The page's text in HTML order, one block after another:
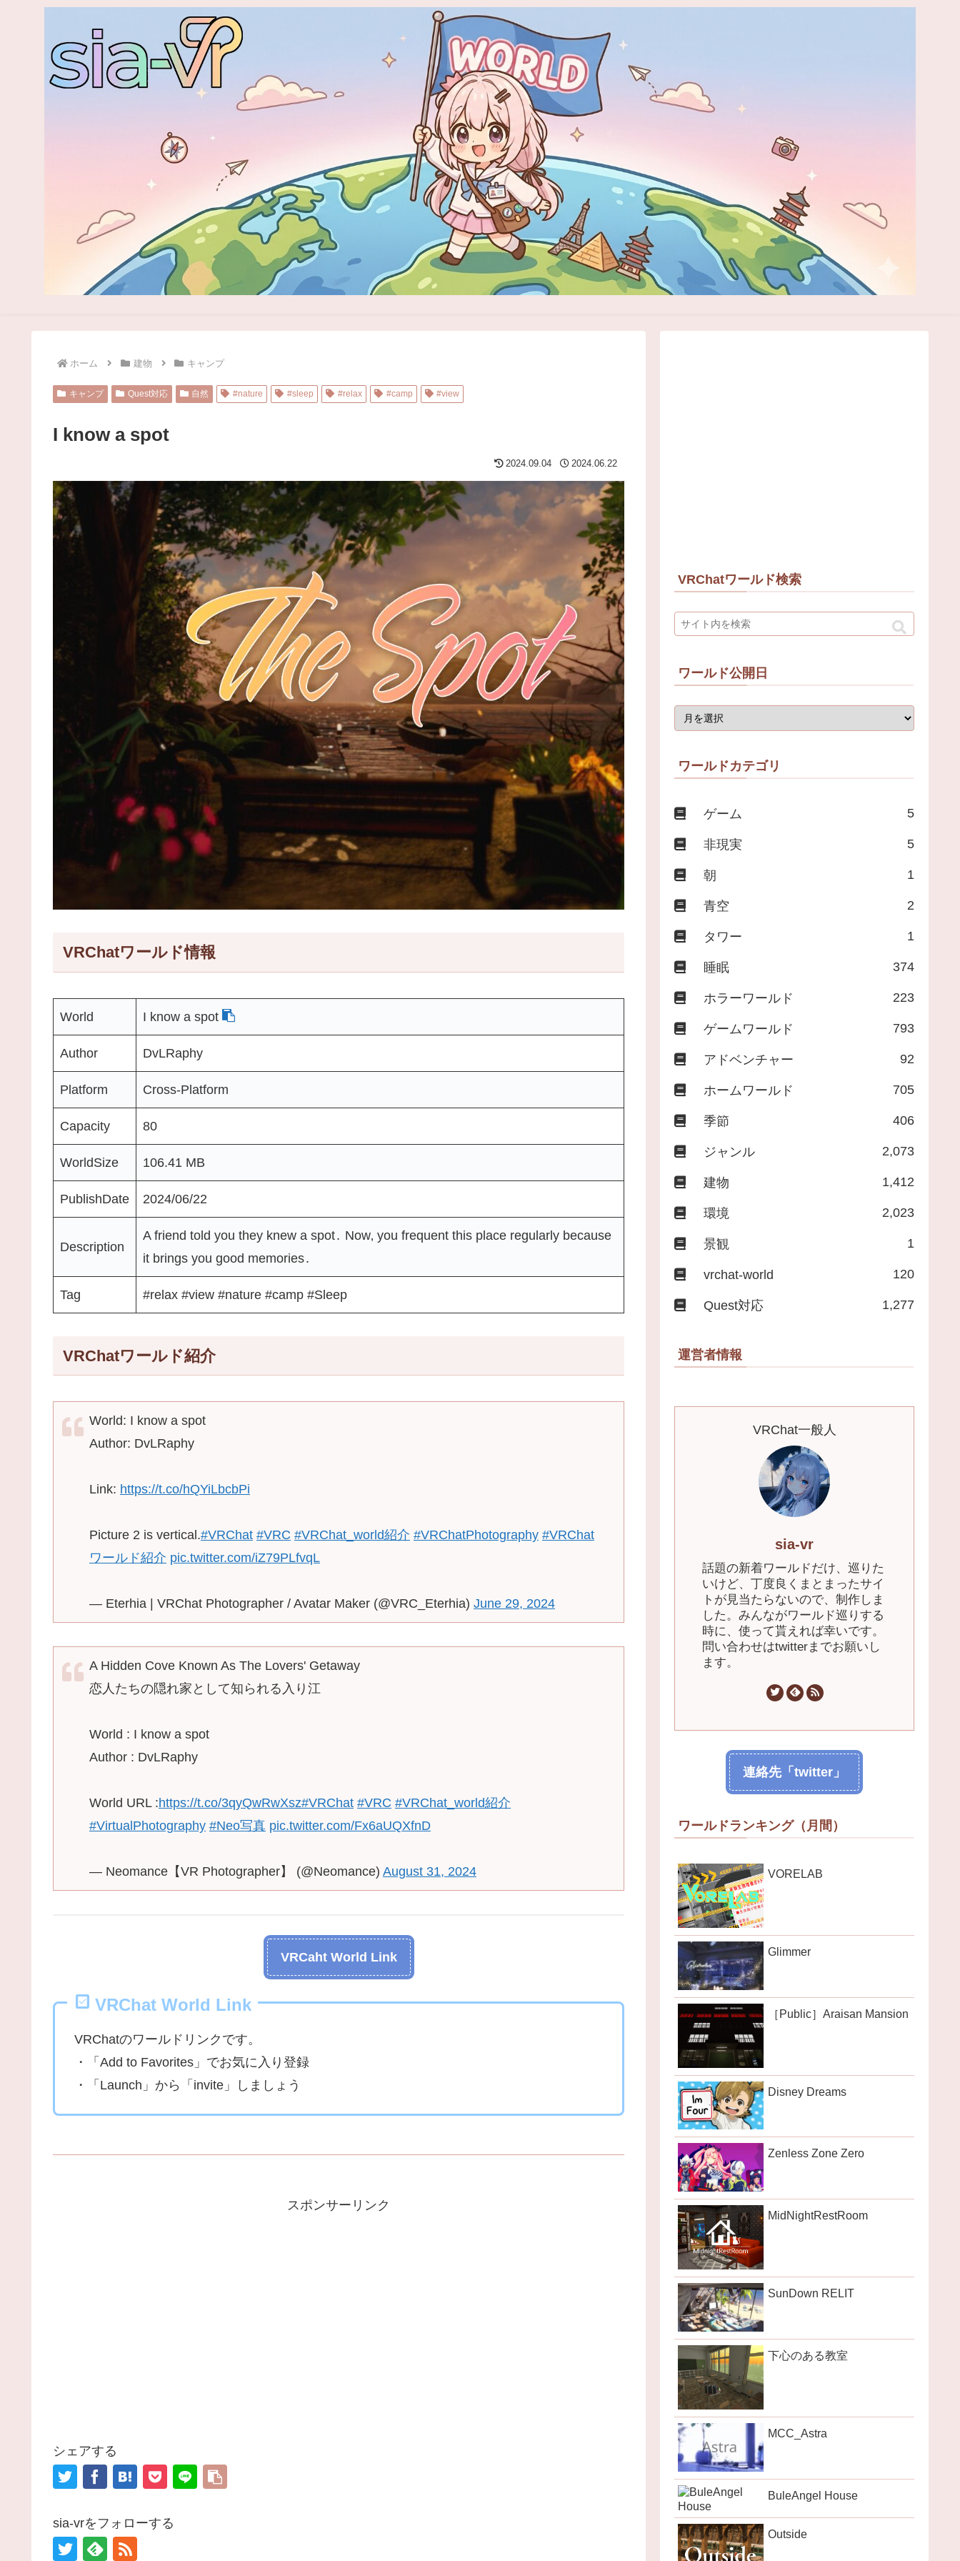
ホーム 建物 キャンプ
キャンプ Quest対応 自然 #nature #sleep #relax #camp #view
I know a spot
2024.09.04 2024.06.22
VRChatワールド情報
World I know a spot
Author DvLRaphy
Platform Cross-Platform
Capacity 80
WorldSize 106.41 MB
PublishDate 2024/06/22
Description
A friend told you they knew a spot․ Now‚ you frequent this place regularly because
it brings you good memories․
Tag #relax #view #nature #camp #Sleep
VRChatワールド紹介
World: I know a spot
Author: DvLRaphy
Link: https://t.co/hQYiLbcbPi
Picture 2 is vertical.#VRChat #VRC #VRChat_world紹介 #VRChatPhotography #VRChat
ワールド紹介 pic.twitter.com/iZ79PLfvqL
— Eterhia | VRChat Photographer / Avatar Maker (@VRC_Eterhia) June 29, 2024
A Hidden Cove Known As The Lovers' Getaway
恋人たちの隠れ家として知られる入り江
World : I know a spot
Author : DvLRaphy
World URL :https://t.co/3qyQwRwXsz#VRChat #VRC #VRChat_world紹介
#VirtualPhotography #Neo写真 pic.twitter.com/Fx6aUQXfnD
— Neomance【VR Photographer】 (@Neomance) August 31, 2024
VRCaht World Link
VRChat World Link
VRChatのワールドリンクです。
・「Add to Favorites」でお気に入り登録
・「Launch」から「invite」しましょう
スポンサーリンク
シェアする
sia-vrをフォローする
VRChatワールド検索
ワールド公開日
ワールドカテゴリ
ゲーム 5
非現実 5
朝 1
青空 2
タワー 1
睡眠 374
ホラーワールド 223
ゲームワールド 793
アドベンチャー 92
ホームワールド 705
季節 406
ジャンル 2,073
建物 1,412
環境 2,023
景観 1
vrchat-world 120
Quest対応 1,277
運営者情報
VRChat一般人
sia-vr
話題の新着ワールドだけ、巡りた
いけど、丁度良くまとまったサイ
トが見当たらないので、制作しま
した。みんながワールド巡りする
時に、使って貰えれば幸いです。
問い合わせはtwitterまでお願いし
ます。
連絡先「twitter」
ワールドランキング（月間）
VORELAB
Glimmer
［Public］Araisan Mansion
Disney Dreams
Zenless Zone Zero
MidNightRestRoom
SunDown RELIT
下心のある教室
MCC_Astra
BuleAngel House
Outside